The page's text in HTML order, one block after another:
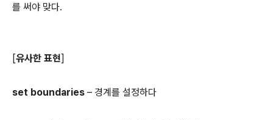
를 써야 맞다.
[유사한 표현]
set boundaries – 경계를 설정하다